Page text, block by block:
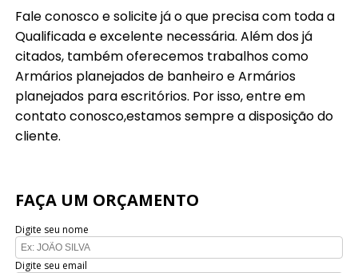
Fale conosco e solicite já o que precisa com toda a
Qualificada e excelente necessária. Além dos já
citados, também oferecemos trabalhos como
Armários planejados de banheiro e Armários
planejados para escritórios. Por isso, entre em
contato conosco,estamos sempre a disposição do
cliente.
FAÇA UM ORÇAMENTO
Digite seu nome
Digite seu email